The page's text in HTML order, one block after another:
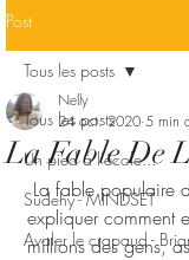
Post
Tous les posts
Un pied à l'école...
Sudehy - MINDSET
Avaler le crapaud -
Tous les posts
La Fable De
Nelly
24 oct. 2020 5 min
La fable populaire de la grenouille peut
expliquer comment
millions des gens,